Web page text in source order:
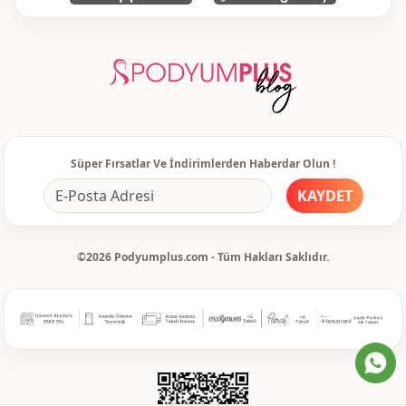
Süper Fırsatlar Ve İndirimlerden Haberdar Olun !
KAYDET
©2026 Podyumplus.com - Tüm Hakları Saklıdır.